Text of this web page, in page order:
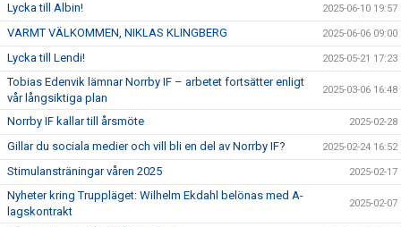
Lycka till Albin! 2025-06-10 19:57
VARMT VÄLKOMMEN, NIKLAS KLINGBERG 2025-06-06 09:00
Lycka till Lendi! 2025-05-21 17:23
Tobias Edenvik lämnar Norrby IF – arbetet fortsätter enligt
vår långsiktiga plan
2025-03-06 16:48
Norrby IF kallar till årsmöte 2025-02-28
Gillar du sociala medier och vill bli en del av Norrby IF? 2025-02-24 16:52
Stimulansträningar våren 2025 2025-02-17
Nyheter kring Truppläget: Wilhelm Ekdahl belönas med A-
lagskontrakt
2025-02-07